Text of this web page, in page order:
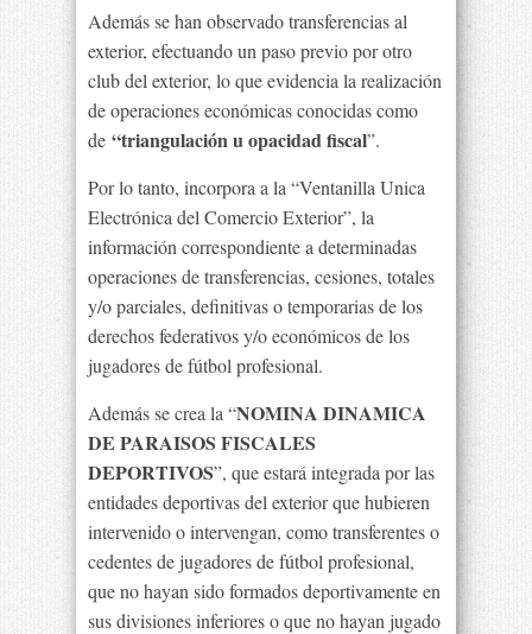
Además se han observado transferencias al
exterior, efectuando un paso previo por otro
club del exterior, lo que evidencia la realización
de operaciones económicas conocidas como
de “triangulación u opacidad fiscal”.
Por lo tanto, incorpora a la “Ventanilla Unica
Electrónica del Comercio Exterior”, la
información correspondiente a determinadas
operaciones de transferencias, cesiones, totales
y/o parciales, definitivas o temporarias de los
derechos federativos y/o económicos de los
jugadores de fútbol profesional.
Además se crea la “NOMINA DINAMICA
DE PARAISOS FISCALES
DEPORTIVOS”, que estará integrada por las
entidades deportivas del exterior que hubieren
intervenido o intervengan, como transferentes o
cedentes de jugadores de fútbol profesional,
que no hayan sido formados deportivamente en
sus divisiones inferiores o que no hayan jugado